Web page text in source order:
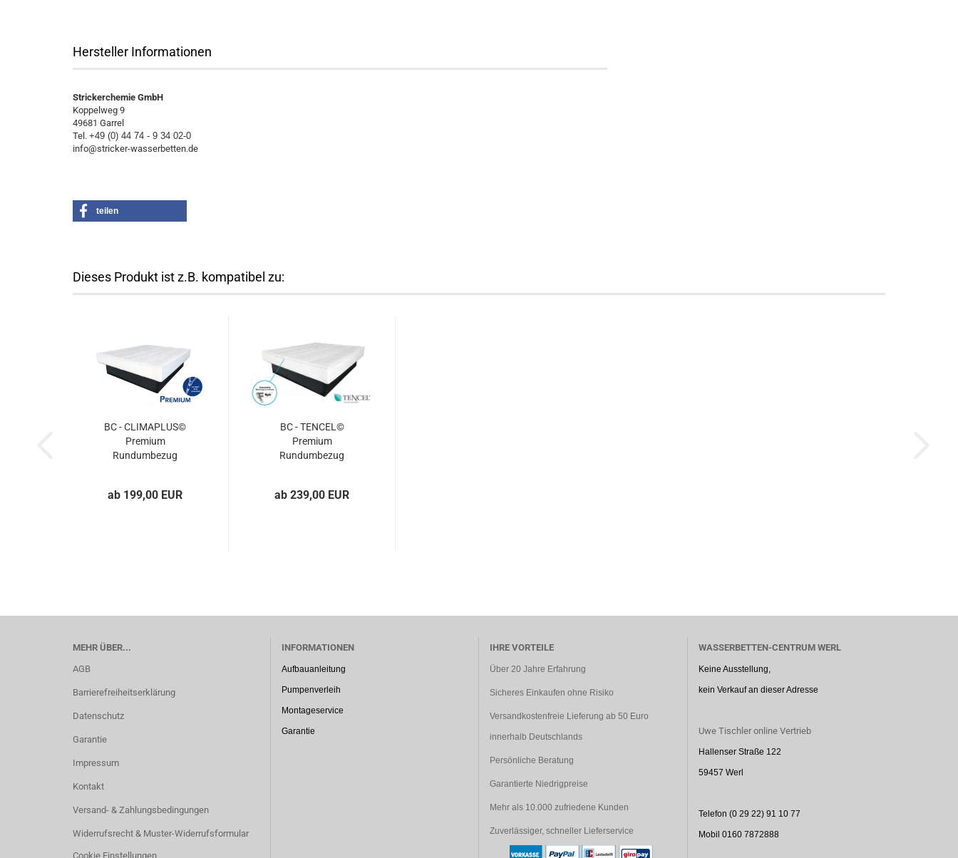
Hersteller Informationen
Strickerchemie GmbH
Koppelweg 9
49681 Garrel
Tel. +49 (0) 44 74 - 9 34 02-0
info@stricker-wasserbetten.de
teilen
Dieses Produkt ist z.B. kompatibel zu:
BC - CLIMAPLUS©
Premium
Rundumbezug
ab 199,00 EUR
BC - TENCEL©
Premium
Rundumbezug
ab 239,00 EUR
MEHR ÜBER...
AGB
Barrierefreiheitserklärung
Datenschutz
Garantie
Impressum
Kontakt
Versand- & Zahlungsbedingungen
Widerrufsrecht & Muster-Widerrufsformular
Cookie Einstellungen
INFORMATIONEN
Aufbauanleitung
Pumpenverleih
Montageservice
Garantie
IHRE VORTEILE
Über 20 Jahre Erfahrung
Sicheres Einkaufen ohne Risiko
Versandkostenfreie Lieferung ab 50 Euro
innerhalb Deutschlands
Persönliche Beratung
Garantierte Niedrigpreise
Mehr als 10.000 zufriedene Kunden
Zuverlässiger, schneller Lieferservice
WASSERBETTEN-CENTRUM WERL
Keine Ausstellung,
kein Verkauf an dieser Adresse
Uwe Tischler online Vertrieb
Hallenser Straße 122
59457 Werl
Telefon (0 29 22) 91 10 77
Mobil 0160 7872888